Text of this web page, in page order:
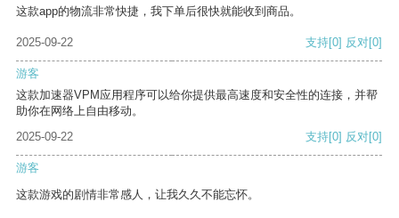
这款app的物流非常快捷，我下单后很快就能收到商品。
2025-09-22 支持[0] 反对[0]
游客
这款加速器VPM应用程序可以给你提供最高速度和安全性的连接，并帮
助你在网络上自由移动。
2025-09-22
支持[0] 反对[0]
游客
这款游戏的剧情非常感人，让我久久不能忘怀。